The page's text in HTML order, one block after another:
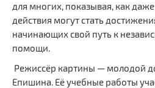
для многих, показывая, как
действия могут стать
начинающих свой путь к
помощи.
Режиссёр картины — молодой
Епишина. Её учебные работы